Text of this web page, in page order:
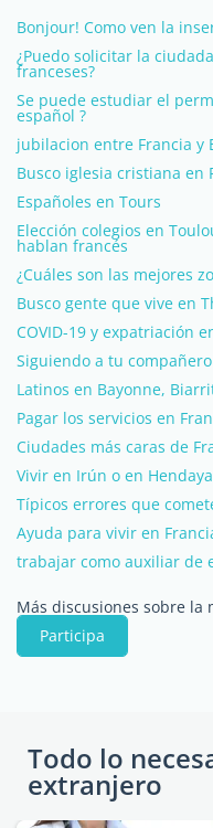
Bonjour! Como ven la
¿Puedo solicitar la
franceses?
Se puede estudiar el
español ?
jubilacion entre Francia y
Busco iglesia cristiana en
Españoles en Tours
Elección colegios en
hablan francés
¿Cuáles son las mejores
Busco gente que vive en
COVID-19 y expatriación
Siguiendo a tu
Latinos en Bayonne,
Pagar los servicios en
Ciudades más caras de
Vivir en Irún o en Hendaya
Típicos errores que
Ayuda para vivir en
trabajar como auxiliar de
Más discusiones sobre la
Participa
Todo lo
extranjero